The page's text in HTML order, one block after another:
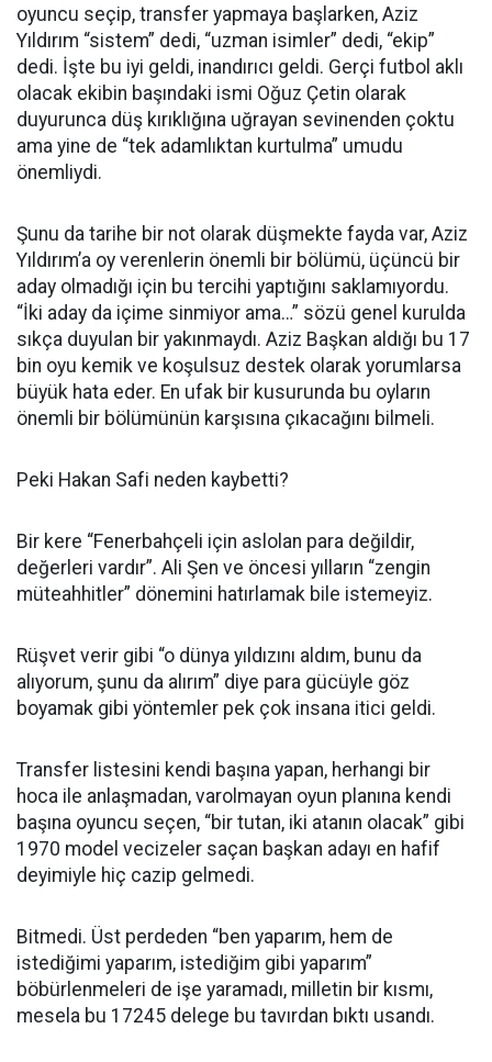
oyuncu seçip, transfer yapmaya başlarken, Aziz
Yıldırım “sistem” dedi, “uzman isimler” dedi, “ekip”
dedi. İşte bu iyi geldi, inandırıcı geldi. Gerçi futbol aklı
olacak ekibin başındaki ismi Oğuz Çetin olarak
duyurunca düş kırıklığına uğrayan sevinenden çoktu
ama yine de “tek adamlıktan kurtulma” umudu
önemliydi.
Şunu da tarihe bir not olarak düşmekte fayda var, Aziz
Yıldırım’a oy verenlerin önemli bir bölümü, üçüncü bir
aday olmadığı için bu tercihi yaptığını saklamıyordu.
“İki aday da içime sinmiyor ama…” sözü genel kurulda
sıkça duyulan bir yakınmaydı. Aziz Başkan aldığı bu 17
bin oyu kemik ve koşulsuz destek olarak yorumlarsa
büyük hata eder. En ufak bir kusurunda bu oyların
önemli bir bölümünün karşısına çıkacağını bilmeli.
Peki Hakan Safi neden kaybetti?
Bir kere “Fenerbahçeli için aslolan para değildir,
değerleri vardır”. Ali Şen ve öncesi yılların “zengin
müteahhitler” dönemini hatırlamak bile istemeyiz.
Rüşvet verir gibi “o dünya yıldızını aldım, bunu da
alıyorum, şunu da alırım” diye para gücüyle göz
boyamak gibi yöntemler pek çok insana itici geldi.
Transfer listesini kendi başına yapan, herhangi bir
hoca ile anlaşmadan, varolmayan oyun planına kendi
başına oyuncu seçen, “bir tutan, iki atanın olacak” gibi
1970 model vecizeler saçan başkan adayı en hafif
deyimiyle hiç cazip gelmedi.
Bitmedi. Üst perdeden “⁠ben yaparım, hem de
istediğimi yaparım, istediğim gibi yaparım”
böbürlenmeleri de işe yaramadı, milletin bir kısmı,
mesela bu 17245 delege bu tavırdan bıktı usandı.